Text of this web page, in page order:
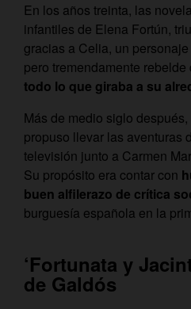
En los años treinta, las
infantiles de Elena Fortún,
gracias a Celia, un
pero tremendamente rebelde
todo lo que giraba a su
Más de medio siglo
propuso llevar las aventuras
televisión junto a Carmen
Su propósito era contar con
buen alfilerazo de crítica
burguesía española en la
‘Fortunata y
de Galdós